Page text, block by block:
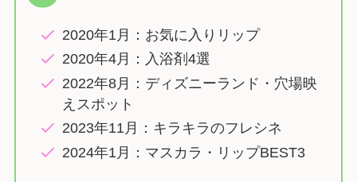
2020年1月：お気に入りリップ
2020年4月：入浴剤4選
2022年8月：ディズニーランド・穴場映
えスポット
2023年11月：キラキラのフレシネ
2024年1月：マスカラ・リップBEST3